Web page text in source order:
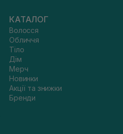
КАТАЛОГ
Волосся
Обличчя
Тіло
Дім
Мерч
Новинки
Акції та знижки
Бренди